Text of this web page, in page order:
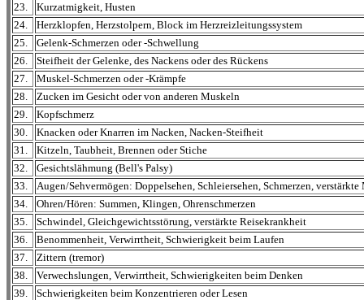
23.
Kurzatmigkeit, Husten
24.
Herzklopfen, Herzstolpern, Block im Herzreizleitungssystem
25.
Gelenk-Schmerzen oder -Schwellung
26.
Steifheit der Gelenke, des Nackens oder des Rückens
27.
Muskel-Schmerzen oder -Krämpfe
28.
Zucken im Gesicht oder von anderen Muskeln
29.
Kopfschmerz
30.
Knacken oder Knarren im Nacken, Nacken-Steifheit
31.
Kitzeln, Taubheit, Brennen oder Stiche
32.
Gesichtslähmung (Bell's Palsy)
33.
Augen/Sehvermögen: Doppelsehen, Schleiersehen, Schmerzen,
34.
Ohren/Hören: Summen, Klingen, Ohrenschmerzen
35.
Schwindel, Gleichgewichtsstörung, verstärkte Reisekrankheit
36.
Benommenheit, Verwirrtheit, Schwierigkeit beim Laufen
37.
Zittern (tremor)
38.
Verwechslungen, Verwirrtheit, Schwierigkeiten beim Denken
39.
Schwierigkeiten beim Konzentrieren oder Lesen